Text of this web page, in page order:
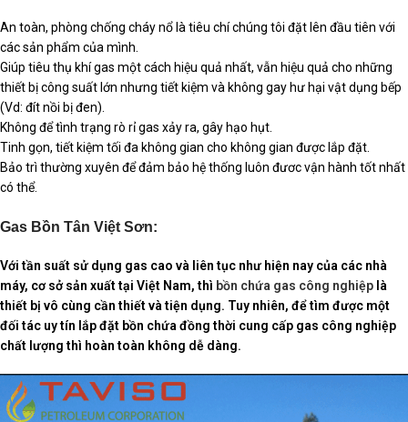
An toàn, phòng chống cháy nổ là tiêu chí chúng tôi đặt lên đầu tiên với
các sản phẩm của mình.
Giúp tiêu thụ khí gas một cách hiệu quả nhất, vẫn hiệu quả cho những
thiết bị công suất lớn nhưng tiết kiệm và không gay hư hại vật dụng bếp
(Vd: đít nồi bị đen).
Không để tình trạng rò rỉ gas xảy ra, gây hạo hụt.
Tinh gọn, tiết kiệm tối đa không gian cho không gian được lắp đặt.
Bảo trì thường xuyên để đảm bảo hệ thống luôn đươc vận hành tốt nhất
có thể.
Gas Bồn Tân Việt Sơn:
Với tần suất sử dụng gas cao và liên tục như hiện nay của các nhà
máy, cơ sở sản xuất tại Việt Nam, thì bồn chứa gas công nghiệp là
thiết bị vô cùng cần thiết và tiện dụng. Tuy nhiên, để tìm được một
đối tác uy tín lắp đặt bồn chứa đồng thời cung cấp gas công nghiệp
chất lượng thì hoàn toàn không dễ dàng.